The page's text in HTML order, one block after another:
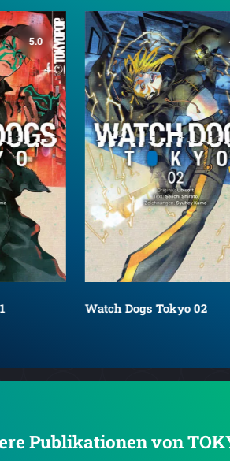
5.0
Watch Dogs Tokyo 02
Publikationen von